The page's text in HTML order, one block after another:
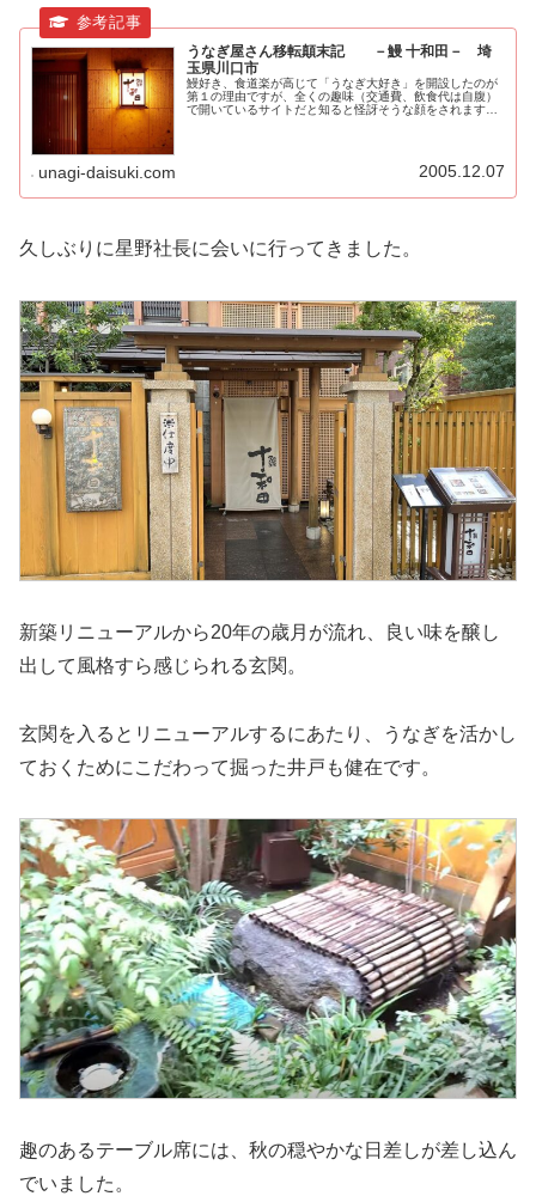
うなぎ屋さん移転顛末記 －鰻 十和田－ 埼
玉県川口市
鰻好き、食道楽が高じて「うなぎ大好き」を開設したのが
第１の理由ですが、全くの趣味（交通費、飲食代は自腹）
で開いているサイトだと知ると怪訝そうな顔をされます。
unagi-daisuki.com 2005.12.07
久しぶりに星野社長に会いに行ってきました。
新築リニューアルから20年の歳月が流れ、良い味を醸し
出して風格すら感じられる玄関。
玄関を入るとリニューアルするにあたり、うなぎを活かし
ておくためにこだわって掘った井戸も健在です。
趣のあるテーブル席には、秋の穏やかな日差しが差し込ん
でいました。